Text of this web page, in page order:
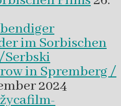
im Sorbischen
in Spremberg /
2024